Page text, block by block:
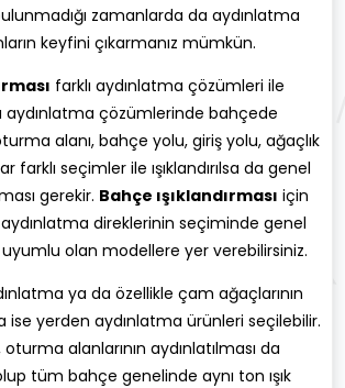
bulunmadığı zamanlarda da aydınlatma
keyfini çıkarmanız mümkün.
farklı aydınlatma çözümleri ile
aydınlatma çözümlerinde bahçede
alanı, bahçe yolu, giriş yolu, ağaçlık
farklı seçimler ile ışıklandırılsa da genel
gerekir. Bahçe ışıklandırması için
direklerinin seçiminde genel
olan modellere yer verebilirsiniz.
ya da özellikle çam ağaçlarının
ise yerden aydınlatma ürünleri seçilebilir.
alanlarının aydınlatılması da
tüm bahçe genelinde aynı ton ışık